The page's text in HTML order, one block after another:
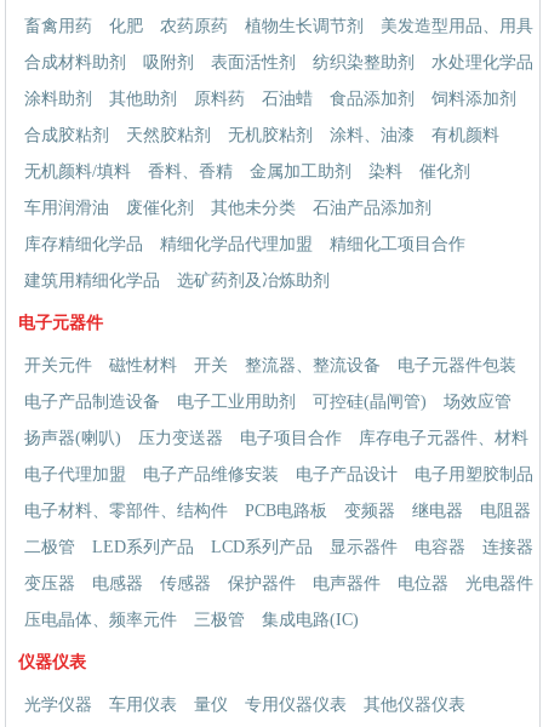
畜禽用药
化肥 农药原药 植物生长调节剂
美发造型用品、用具
合成材料助剂
吸附剂 表面活性剂 纺织染整助剂
水处理化学品
涂料助剂
其他助剂 原料药 石油蜡 食品添加剂
饲料添加剂
合成胶粘剂
天然胶粘剂 无机胶粘剂 涂料、油漆
有机颜料
无机颜料/填料
香料、香精 金属加工助剂 染料
催化剂
车用润滑油
废催化剂 其他未分类
石油产品添加剂
库存精细化学品
精细化学品代理加盟
精细化工项目合作
建筑用精细化学品
选矿药剂及冶炼助剂
电子元器件
开关元件 磁性材料 开关 整流器、整流设备
电子元器件包装
电子产品制造设备
电子工业用助剂 可控硅(晶闸管)
场效应管
扬声器(喇叭)
压力变送器 电子项目合作
库存电子元器件、材料
电子代理加盟
电子产品维修安装 电子产品设计
电子用塑胶制品
电子材料、零部件、结构件
PCB电路板 变频器 继电器
电阻器
二极管
LED系列产品 LCD系列产品 显示器件 电容器
连接器
变压器
电感器 传感器 保护器件 电声器件 电位器
光电器件
压电晶体、频率元件
三极管 集成电路(IC)
仪器仪表
光学仪器 车用仪表 量仪 专用仪器仪表
其他仪器仪表